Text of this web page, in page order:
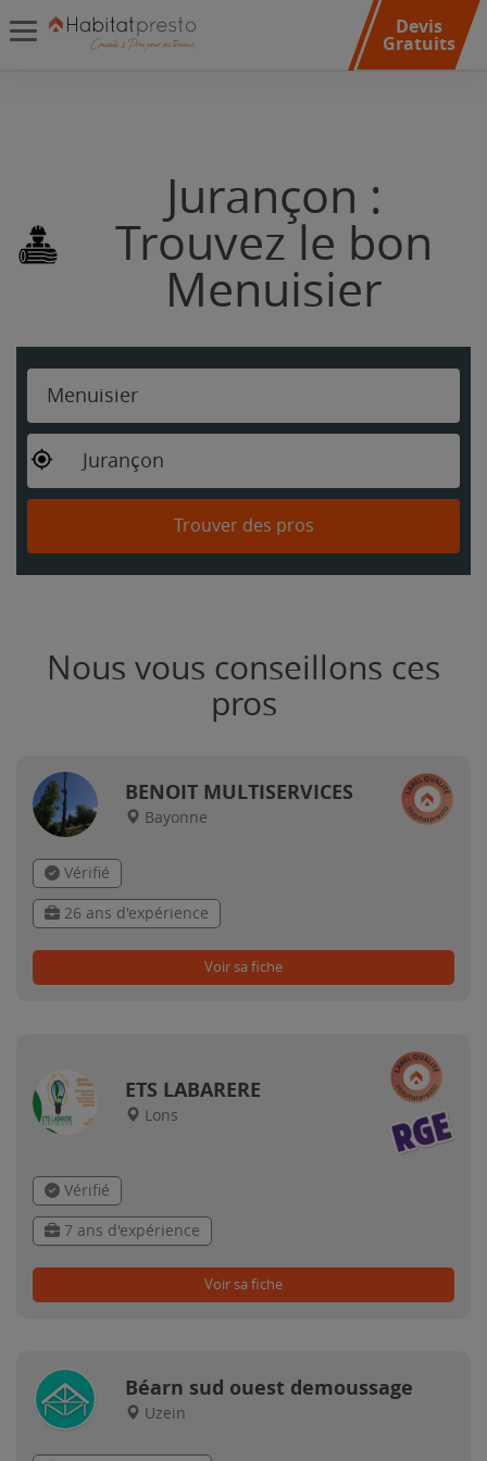
Devis
Gratuits
Jurançon :
Trouvez le bon
Menuisier
Menuisier
Jurançon
Trouver des pros
Nous vous conseillons ces
pros
BENOIT MULTISERVICES
Bayonne
Vérifié
26 ans d'expérience
Voir sa fiche
ETS LABARERE
Lons
Vérifié
7 ans d'expérience
Voir sa fiche
Béarn sud ouest demoussage
Uzein